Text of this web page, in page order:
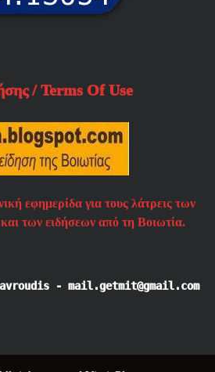
/ Terms Of Use
εφημερίδα για τους λάτρεις των
των ειδήσεων από τη Βοιωτία.
- mail.getmit@gmail.com